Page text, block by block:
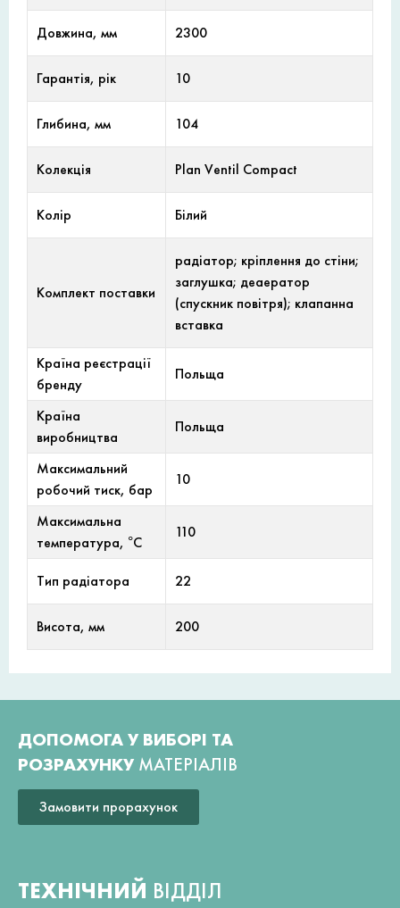
Довжина, мм 2300
Гарантія, рік 10
Глибина, мм 104
Колекція Plan Ventil Compact
Колір Білий
Комплект поставки
радіатор; кріплення до стіни;
заглушка; деаератор
(спускник повітря); клапанна
вставка
Країна реєстрації
бренду
Польща
Країна
виробництва
Польща
Максимальний
робочий тиск, бар
10
Максимальна
температура, °С
110
Тип радіатора 22
Висота, мм 200
ДОПОМОГА У ВИБОРІ ТА
РОЗРАХУНКУ МАТЕРІАЛІВ
Замовити прорахунок
ТЕХНІЧНИЙ ВІДДІЛ